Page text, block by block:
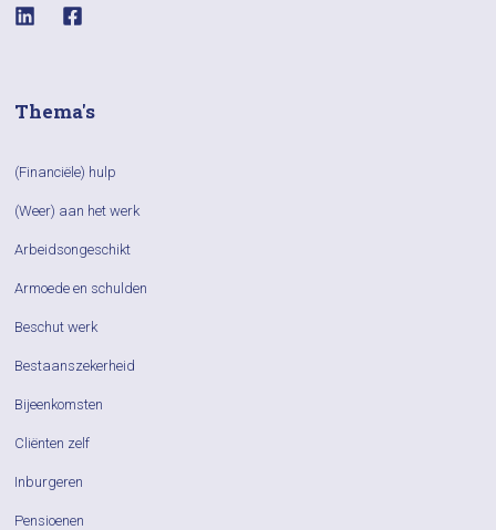
Thema's
(Financiële) hulp
(Weer) aan het werk
Arbeidsongeschikt
Armoede en schulden
Beschut werk
Bestaanszekerheid
Bijeenkomsten
Cliënten zelf
Inburgeren
Pensioenen